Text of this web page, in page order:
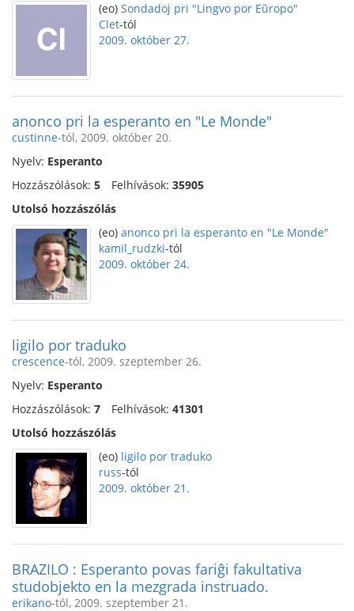
(eo) Sondadoj pri "Lingvo por Eŭropo"
Clet-tól
2009. október 27.
anonco pri la esperanto en "Le Monde"
custinne-tól, 2009. október 20.
Nyelv: Esperanto
Hozzászólások: 5 Felhívások: 35905
Utolsó hozzászólás
(eo) anonco pri la esperanto en "Le Monde"
kamil_rudzki-tól
2009. október 24.
ligilo por traduko
crescence-tól, 2009. szeptember 26.
Nyelv: Esperanto
Hozzászólások: 7 Felhívások: 41301
Utolsó hozzászólás
(eo) ligilo por traduko
russ-tól
2009. október 21.
BRAZILO : Esperanto povas fariĝi fakultativa
studobjekto en la mezgrada instruado.
erikano-tól, 2009. szeptember 21.